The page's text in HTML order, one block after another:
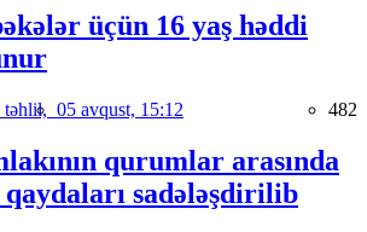
üçün 16 yaş həddi
təhlil, 05 avqust, 15:12 482
qurumlar arasında
sadələşdirilib